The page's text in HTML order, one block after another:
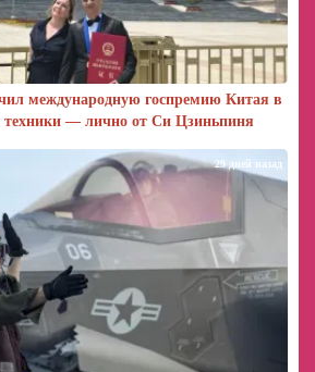
международную госпремию Китая в
техники — лично от Си Цзиньпиня
29 дней назад